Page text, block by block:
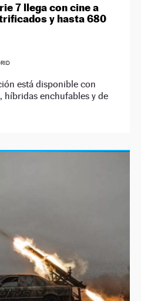
7 llega con cine a
y hasta 680
está disponible con
híbridas enchufables y de